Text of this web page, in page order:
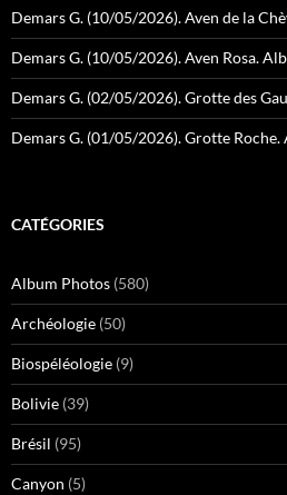
Demars G. (10/05/2026). Aven de la
Demars G. (10/05/2026). Aven Rosa.
Demars G. (02/05/2026). Grotte des
Demars G. (01/05/2026). Grotte Roche.
CATÉGORIES
Album Photos (580)
Archéologie (50)
Biospéléologie (9)
Bolivie (39)
Brésil (95)
Canyon (5)